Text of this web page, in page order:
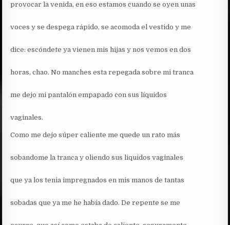
provocar la venida, en eso estamos cuando se oyen unas
voces y se despega rápido, se acomoda el vestido y me
dice: escóndete ya vienen mis hijas y nos vemos en dos
horas, chao. No manches esta repegada sobre mi tranca
me dejo mi pantalón empapado con sus líquidos
vaginales.
Como me dejo súper caliente me quede un rato más
sobandome la tranca y oliendo sus liquidos vaginales
que ya los tenia impregnados en mis manos de tantas
sobadas que ya me he había dado. De repente se me